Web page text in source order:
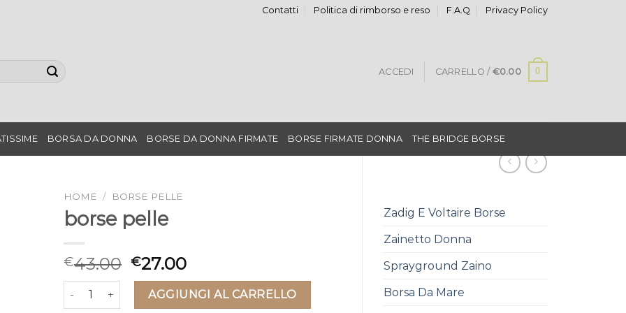
Contatti Politica di rimborso e reso F.A.Q Privacy Policy
ACCEDI CARRELLO / €0.00 0
BORSA DA DONNA BORSE DA DONNA FIRMATE BORSE FIRMATE DONNA THE BRIDGE BORSE
Zadig E Voltaire Borse
Zainetto Donna
Sprayground Zaino
Borsa Da Mare
HOME / BORSE PELLE
borse pelle
€43.00 €27.00
borse pelle quantitàAGGIUNGI AL CARRELLO